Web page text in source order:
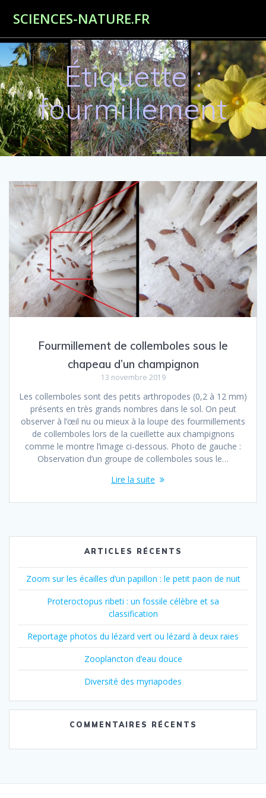
au
SCIENCES-NATURE.FR
Étiquette :
fourmillement
Fourmillement de collemboles sous le
chapeau d’un champignon
13 novembre 2019
Les collemboles sont des petits arthropodes (0,2 à 12 mm)
présents en très grands nombres dans le sol. On peut
observer à l’œil nu ou mieux à la loupe des fourmillements
de collemboles lors de la cueillette aux champignons
comme le montre l’image ci-dessous. Photo de gauche :
Observation d’un groupe de collemboles sous le…
Lire la suite
ARTICLES RÉCENTS
Zoom sur les écailles d’un papillon : le petit paon de nuit
Proteroctopus ribeti : un fossile célèbre et sa
classification
Reportage photos du lézard vert ou lézard à deux raies
Zooplancton d’eau douce
Diversité des myriapodes
COMMENTAIRES RÉCENTS